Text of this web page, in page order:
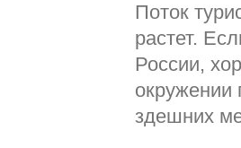
Поток
растет.
России,
окружении
здешних